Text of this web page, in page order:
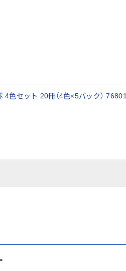
色セット 20冊（4色×5パック） 76801